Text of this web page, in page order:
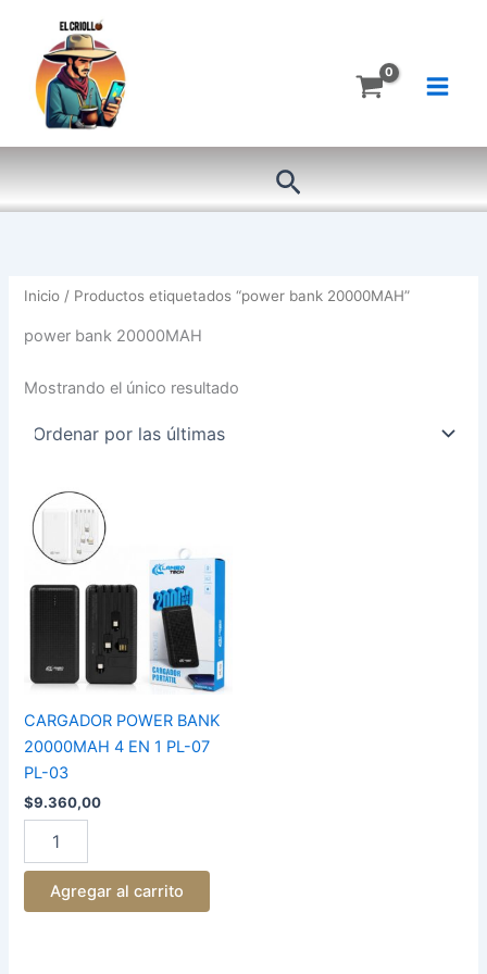
contenido
Buscar
Inicio / Productos etiquetados “power bank 20000MAH”
power bank 20000MAH
Mostrando el único resultado
CARGADOR POWER BANK
20000MAH 4 EN 1 PL-07
PL-03
$9.360,00
CARGADOR
POWER
BANK
20000MAH
4
PL-
03
Agregar al carrito